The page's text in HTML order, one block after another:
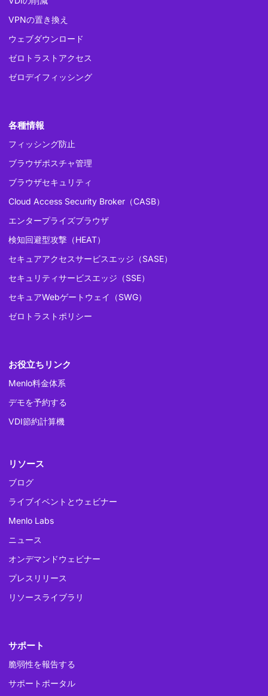
VPNの置き換え
ウェブダウンロード
ゼロトラストアクセス
ゼロデイフィッシング
各種情報
フィッシング防止
ブラウザポスチャ管理
ブラウザセキュリティ
Cloud Access Security Broker（CASB）
エンタープライズブラウザ
検知回避型攻撃（HEAT）
セキュアアクセスサービスエッジ（SASE）
セキュリティサービスエッジ（SSE）
セキュアWebゲートウェイ（SWG）
ゼロトラストポリシー
お役立ちリンク
Menlo料金体系
デモを予約する
VDI節約計算機
リソース
ブログ
ライブイベントとウェビナー
Menlo Labs
ニュース
オンデマンドウェビナー
プレスリリース
リソースライブラリ
サポート
脆弱性を報告する
サポートポータル